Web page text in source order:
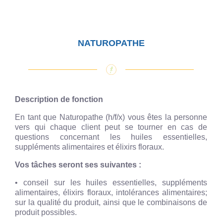
NATUROPATHE
Description de fonction
En tant que Naturopathe (h/f/x) vous êtes la personne
vers qui chaque client peut se tourner en cas de
questions concernant les huiles essentielles,
suppléments alimentaires et élixirs floraux.
Vos tâches seront ses suivantes :
• conseil sur les huiles essentielles, suppléments
alimentaires, élixirs floraux, intolérances alimentaires;
sur la qualité du produit, ainsi que le combinaisons de
produit possibles.